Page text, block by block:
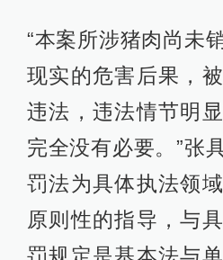
“本案所涉猪肉尚未
现实的危害后果，
违法，违法情节明
完全没有必要。”张
罚法为具体执法领
原则性的指导，与